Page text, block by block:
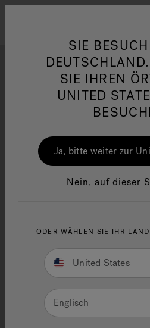
FOTOGALLERIE
Lassen Sie sich von
inspirieren.
SIE
SIE IHREN
UNITED
Ja, bitte weiter zur
Nein, auf dieser
ODER WÄHLEN SIE IHR
United States
Englisch